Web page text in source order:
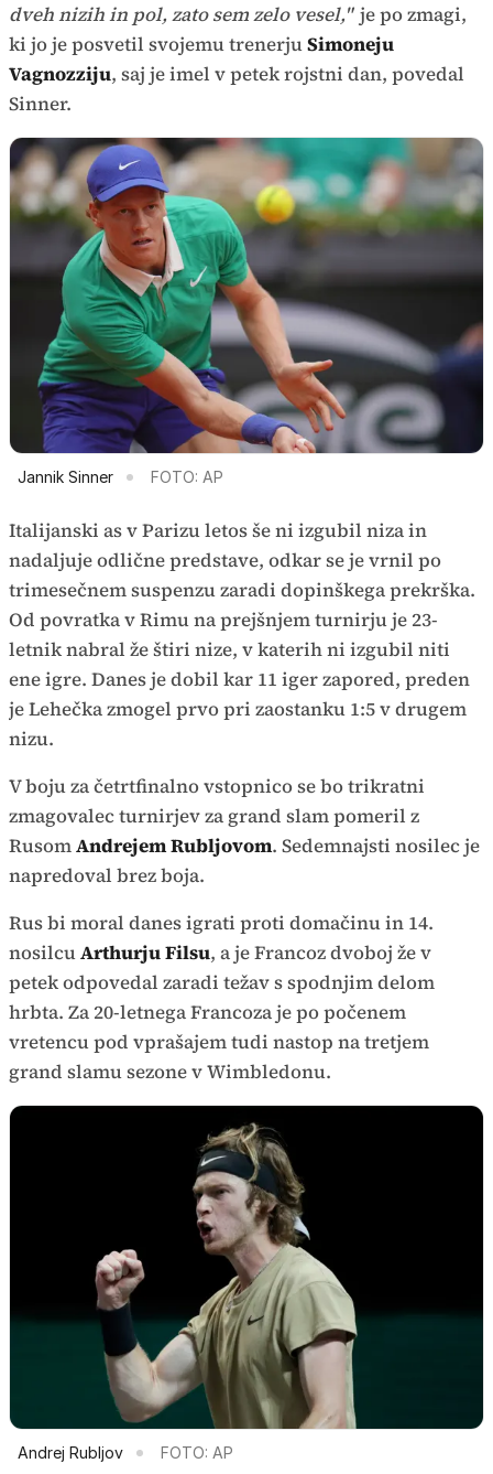
dveh nizih in pol, zato sem zelo vesel," je po zmagi,
ki jo je posvetil svojemu trenerjuSimoneju
Vagnozziju, saj je imel v petek rojstni dan, povedal
Sinner.
Jannik Sinner FOTO: AP
Italijanski as v Parizu letos še ni izgubil niza in
nadaljuje odlične predstave, odkar se je vrnil po
trimesečnem suspenzu zaradi dopinškega prekrška.
Od povratka v Rimu na prejšnjem turnirju je 23-
letnik nabral že štiri nize, v katerih ni izgubil niti
ene igre. Danes je dobil kar 11 iger zapored, preden
je Lehečka zmogel prvo pri zaostanku 1:5 v drugem
nizu.
V boju za četrtfinalno vstopnico se bo trikratni
zmagovalec turnirjev za grand slam pomeril z
RusomAndrejem Rubljovom. Sedemnajsti nosilec je
napredoval brez boja.
Rus bi moral danes igrati proti domačinu in 14.
nosilcuArthurju Filsu, a je Francoz dvoboj že v
petek odpovedal zaradi težav s spodnjim delom
hrbta. Za 20-letnega Francoza je po počenem
vretencu pod vprašajem tudi nastop na tretjem
grand slamu sezone v Wimbledonu.
Andrej Rubljov FOTO: AP